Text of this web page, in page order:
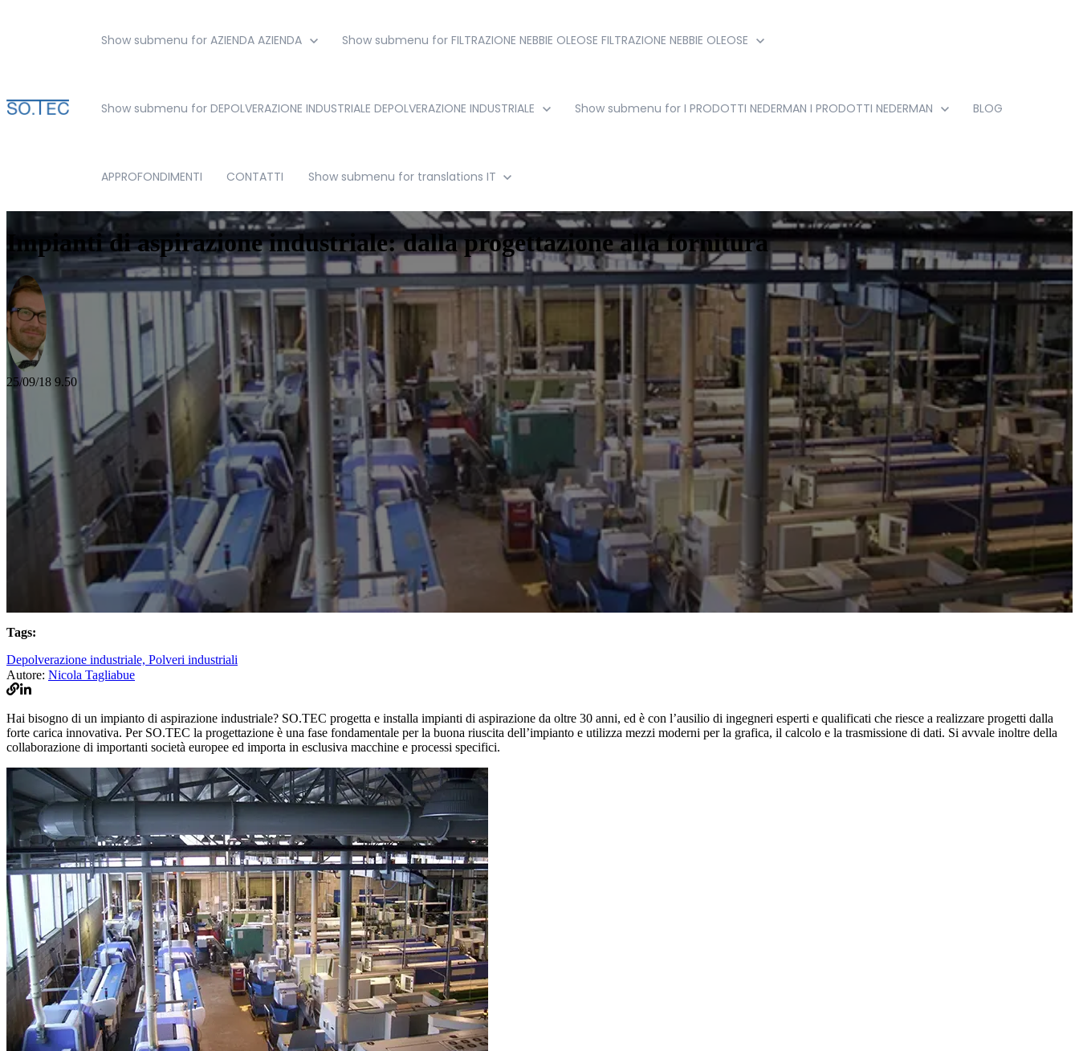
Show submenu for AZIENDA AZIENDA Show submenu for FILTRAZIONE NEBBIE OLEOSE FILTRAZIONE NEBBIE OLEOSE
Show submenu for DEPOLVERAZIONE INDUSTRIALE DEPOLVERAZIONE INDUSTRIALE Show submenu for I PRODOTTI NEDERMAN I PRODOTTI NEDERMAN BLOG
APPROFONDIMENTI CONTATTI Show submenu for translations IT
Impianti di aspirazione industriale: dalla progettazione alla fornitura
25/09/18 9.50
Tags:
Depolverazione industriale, Polveri industriali
Autore: Nicola Tagliabue
Hai bisogno di un impianto di aspirazione industriale? SO.TEC progetta e installa impianti di aspirazione da oltre 30 anni, ed è con l’ausilio di ingegneri esperti e qualificati che riesce a realizzare progetti dalla
forte carica innovativa. Per SO.TEC la progettazione è una fase fondamentale per la buona riuscita dell’impianto e utilizza mezzi moderni per la grafica, il calcolo e la trasmissione di dati. Si avvale inoltre della
collaborazione di importanti società europee ed importa in esclusiva macchine e processi specifici.